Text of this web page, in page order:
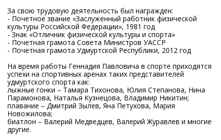
За свою трудовую деятельность был награжден:
- Почетное звание «Заслуженный работник физической
культуры Российской Федерации», 1981 год
- Знак «Отличник физической культуры и спорта»
- Почетная грамота Совета Министров УАССР
- Почетная грамота Удмуртской Республики, 2012 год
На время работы Геннадия Павловича в спорте приходятся
успехи на спортивных аренах таких представителей
удмуртского спорта как:
лыжные гонки – Тамара Тихонова, Юлия Степанова, Нина
Парамонова, Наталья Кузнецова, Владимир Никитин;
плавание – Дмитрий Зылев, Яна Петухова, Мария
Новожилова;
биатлон – Валерий Медведцев, Валерий Журавлев и многие
другие.